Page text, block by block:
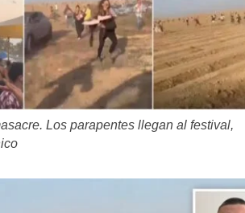
Los parapentes llegan al festival,